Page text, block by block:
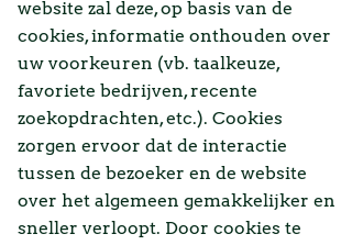
website zal deze, op basis van de
cookies, informatie onthouden over
uw voorkeuren (vb. taalkeuze,
favoriete bedrijven, recente
zoekopdrachten, etc.). Cookies
zorgen ervoor dat de interactie
tussen de bezoeker en de website
over het algemeen gemakkelijker en
sneller verloopt. Door cookies te